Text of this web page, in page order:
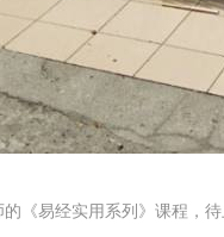
《易经实用系列》课程，